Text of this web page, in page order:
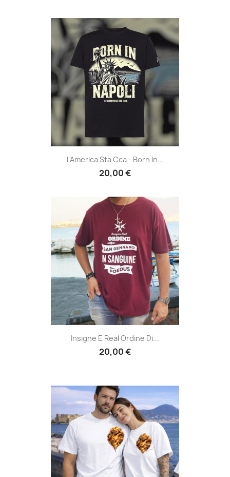
L'America Sta Cca - Born In...
20,00 €
Insigne E Real Ordine Di...
20,00 €